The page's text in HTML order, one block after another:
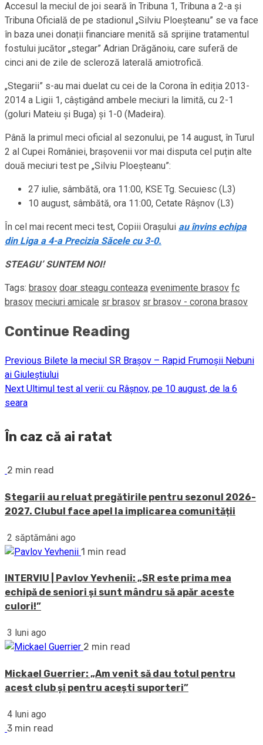
Accesul la meciul de joi seară în Tribuna 1, Tribuna a 2-a și
Tribuna Oficială de pe stadionul „Silviu Ploeșteanu” se va face
în baza unei donații financiare menită să sprijine tratamentul
fostului jucător „stegar” Adrian Drăgănoiu, care suferă de
cinci ani de zile de scleroză laterală amiotrofică.
„Stegarii” s-au mai duelat cu cei de la Corona în ediția 2013-
2014 a Ligii 1, câștigând ambele meciuri la limită, cu 2-1
(goluri Mateiu şi Buga) și 1-0 (Madeira).
Până la primul meci oficial al sezonului, pe 14 august, în Turul
2 al Cupei României, brașovenii vor mai disputa cel puțin alte
două meciuri test pe „Silviu Ploeşteanu”:
27 iulie, sâmbătă, ora 11:00, KSE Tg. Secuiesc (L3)
10 august, sâmbătă, ora 11:00, Cetate Râșnov (L3)
În cel mai recent meci test, Copiii Orașului au învins echipa
din Liga a 4-a Precizia Săcele cu 3-0.
STEAGU’ SUNTEM NOI!
Tags: brasov doar steagu conteaza evenimente brasov fc
brasov meciuri amicale sr brasov sr brasov - corona brasov
Continue Reading
Previous Bilete la meciul SR Brașov – Rapid Frumoșii Nebuni
ai Giuleștiului
Next Ultimul test al verii: cu Râșnov, pe 10 august, de la 6
seara
În caz că ai ratat
2 min read
Stegarii au reluat pregătirile pentru sezonul 2026-
2027. Clubul face apel la implicarea comunității
2 săptămâni ago
1 min read
INTERVIU | Pavlov Yevhenii: „SR este prima mea
echipă de seniori și sunt mândru să apăr aceste
culori!”
3 luni ago
2 min read
Mickael Guerrier: „Am venit să dau totul pentru
acest club și pentru acești suporteri”
4 luni ago
3 min read